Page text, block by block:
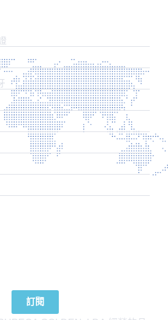
訂閱